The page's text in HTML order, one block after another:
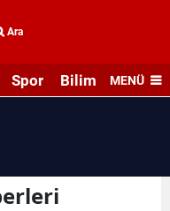
Ara
Spor Bilim veMENÜ